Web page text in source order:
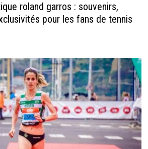
roland garros : souvenirs,
pour les fans de tennis